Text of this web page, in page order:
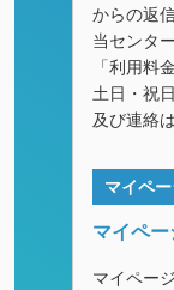
からの返
当センタ
「利用料
土日・祝
及び連絡
マイペ
マイペ
マイペー